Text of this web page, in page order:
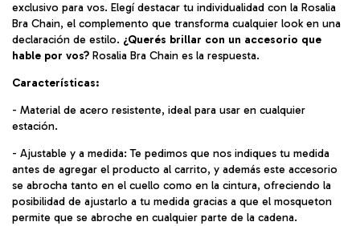
exclusivo para vos. Elegí destacar tu individualidad con la Rosalia
Bra Chain, el complemento que transforma cualquier look en una
declaración de estilo. ¿Querés brillar con un accesorio que
hable por vos? Rosalia Bra Chain es la respuesta.
Características:
- Material de acero resistente, ideal para usar en cualquier
estación.
- Ajustable y a medida: Te pedimos que nos indiques tu medida
antes de agregar el producto al carrito, y además este accesorio
se abrocha tanto en el cuello como en la cintura, ofreciendo la
posibilidad de ajustarlo a tu medida gracias a que el mosqueton
permite que se abroche en cualquier parte de la cadena.